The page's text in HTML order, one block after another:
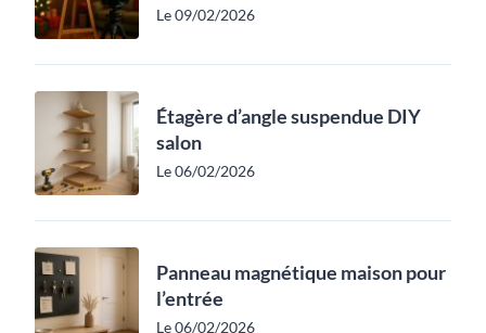
Le 09/02/2026
Étagère d’angle suspendue DIY
salon
Le 06/02/2026
Panneau magnétique maison pour
l’entrée
Le 06/02/2026